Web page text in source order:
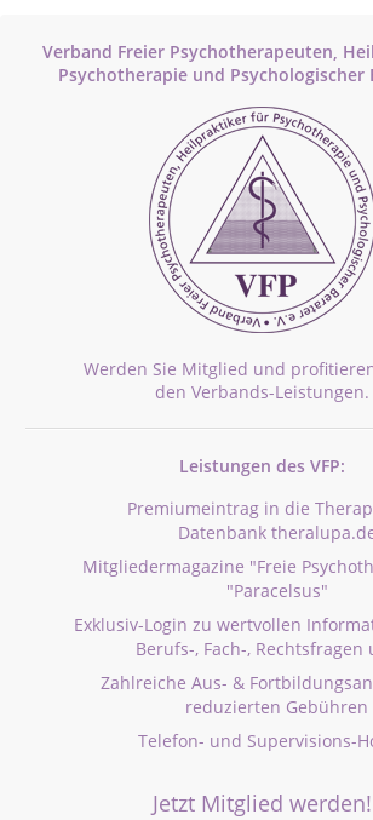
Verband Freier Psychotherapeuten,
Psychotherapie und Psychologischer
Werden Sie Mitglied und
den Verbands-Leistungen.
Leistungen des VFP:
Premiumeintrag in die
Datenbank
Mitgliedermagazine "Freie
"Paracelsus"
Exklusiv-Login zu wertvollen
Berufs-, Fach-, Rechtsfragen
Zahlreiche Aus- &
reduzierten Gebühren
Telefon- und Supervisions-
Jetzt Mitglied werden!